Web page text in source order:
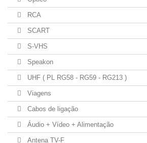
RCA
SCART
S-VHS
Speakon
UHF ( PL RG58 - RG59 - RG213 )
Viagens
Cabos de ligação
Áudio + Vídeo + Alimentação
Antena TV-F